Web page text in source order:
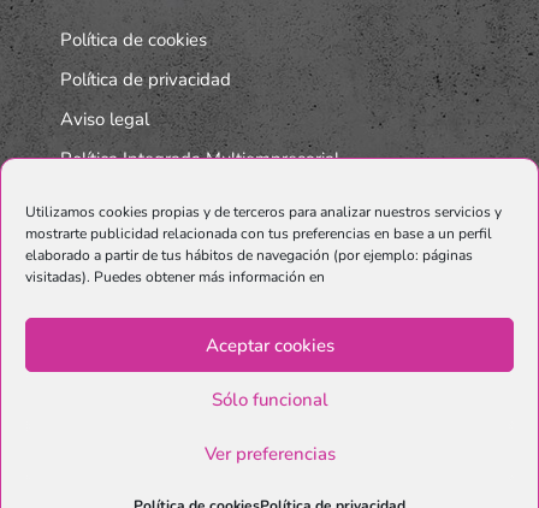
Utilizamos cookies propias y de terceros para analizar nuestros servicios y
mostrarte publicidad relacionada con tus preferencias en base a un perfil
elaborado a partir de tus hábitos de navegación (por ejemplo: páginas
visitadas). Puedes obtener más información en
Aceptar cookies
Sólo funcional
Ver preferencias
Política de cookies
Política de privacidad
Aviso legal
Política Integrada Multiempresarial
Graphenano.